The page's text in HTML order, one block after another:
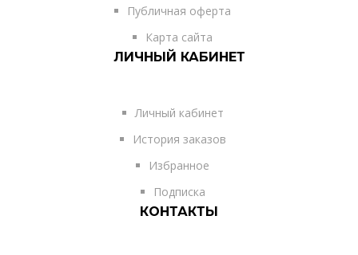
Публичная оферта
Карта сайта
ЛИЧНЫЙ КАБИНЕТ
Личный кабинет
История заказов
Избранное
Подписка
КОНТАКТЫ